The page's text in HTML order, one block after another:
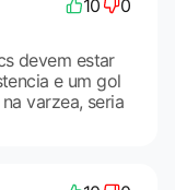
10 0
devem estar
e um gol
varzea, seria